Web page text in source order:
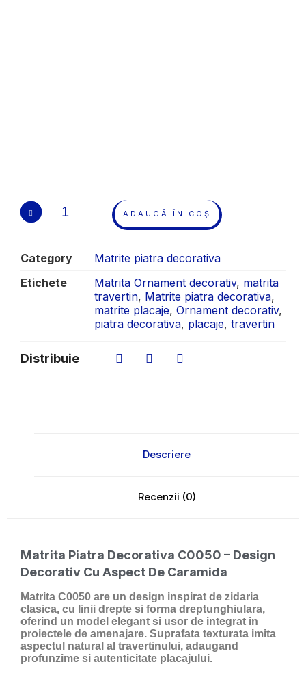
ADAUGĂ ÎN COȘ
Category
Matrite piatra decorativa
Etichete
Matrita Ornament decorativ, matrita
travertin, Matrite piatra decorativa,
matrite placaje, Ornament decorativ,
piatra decorativa, placaje, travertin
Distribuie
Descriere
Recenzii (0)
Matrita Piatra Decorativa C0050 – Design
Decorativ Cu Aspect De Caramida
Matrita C0050 are un design inspirat de zidaria
clasica, cu linii drepte si forma dreptunghiulara,
oferind un model elegant si usor de integrat in
proiectele de amenajare. Suprafata texturata imita
aspectul natural al travertinului, adaugand
profunzime si autenticitate placajului.